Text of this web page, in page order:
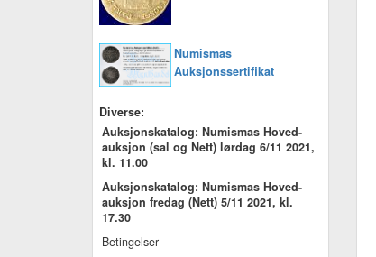
Numismas
Auksjonssertifikat
Diverse:
Auksjonskatalog: Numismas Hoved-
auksjon (sal og Nett) lørdag 6/11 2021,
kl. 11.00
Auksjonskatalog: Numismas Hoved-
auksjon fredag (Nett) 5/11 2021, kl.
17.30
Betingelser